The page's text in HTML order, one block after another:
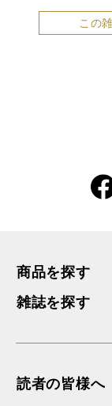
この
k
商品を探す
雑誌を探す
読者の皆様へ